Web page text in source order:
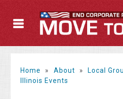
Home » About » Local
Illinois Events